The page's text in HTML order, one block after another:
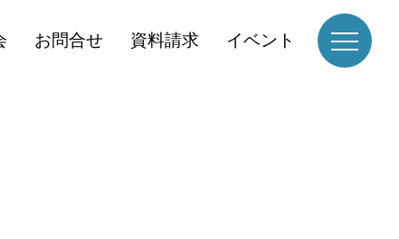
お問合せ 資料請求 イベント